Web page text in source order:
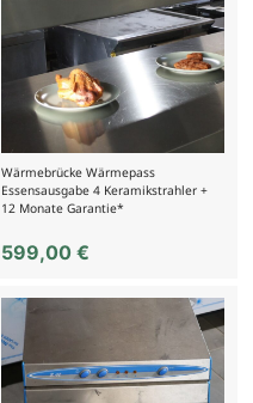
Wärmebrücke Wärmepass
Essensausgabe 4 Keramikstrahler +
12 Monate Garantie*
599,00€